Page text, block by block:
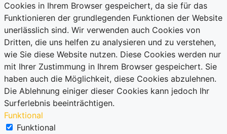
Cookies in Ihrem Browser gespeichert, da sie für das
Funktionieren der grundlegenden Funktionen der Website
unerlässlich sind. Wir verwenden auch Cookies von
Dritten, die uns helfen zu analysieren und zu verstehen,
wie Sie diese Website nutzen. Diese Cookies werden nur
mit Ihrer Zustimmung in Ihrem Browser gespeichert. Sie
haben auch die Möglichkeit, diese Cookies abzulehnen.
Die Ablehnung einiger dieser Cookies kann jedoch Ihr
Surferlebnis beeinträchtigen.
Funktional
Funktional